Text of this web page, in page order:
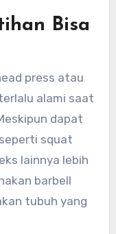
Bisa
press atau
alami saat
dapat
squat
lainnya lebih
barbell
tubuh yang